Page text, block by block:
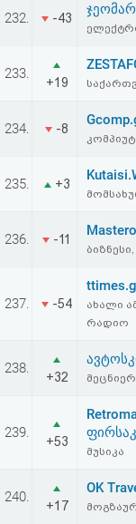
232. -43
233.
+19
234. -8
235. +3
236. -11
237. -54
ახალი
რადიო
238.
+32
239.
+53
მუსიკა
240.
+17
OK